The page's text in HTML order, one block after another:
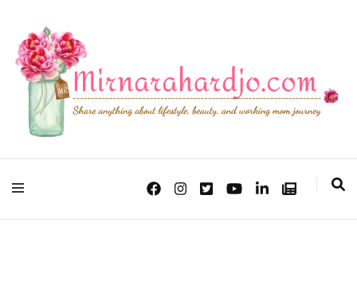
Mirna Rahardjo
Lifestyle, Beauty & Working Mom Journey